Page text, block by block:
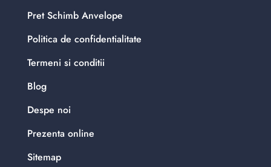
Pret Schimb Anvelope
Politica de confidentialitate
Termeni si conditii
Blog
Despe noi
Prezenta online
Sitemap